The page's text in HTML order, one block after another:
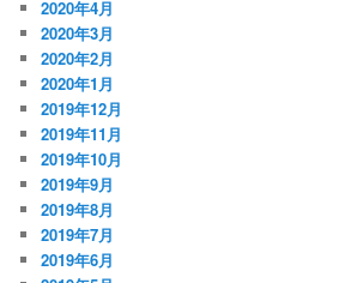
2020年4月
2020年3月
2020年2月
2020年1月
2019年12月
2019年11月
2019年10月
2019年9月
2019年8月
2019年7月
2019年6月